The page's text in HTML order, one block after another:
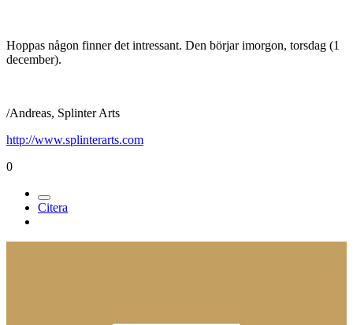
Hoppas någon finner det intressant. Den börjar imorgon, torsdag (1
december).
/Andreas, Splinter Arts
http://www.splinterarts.com
0
Citera